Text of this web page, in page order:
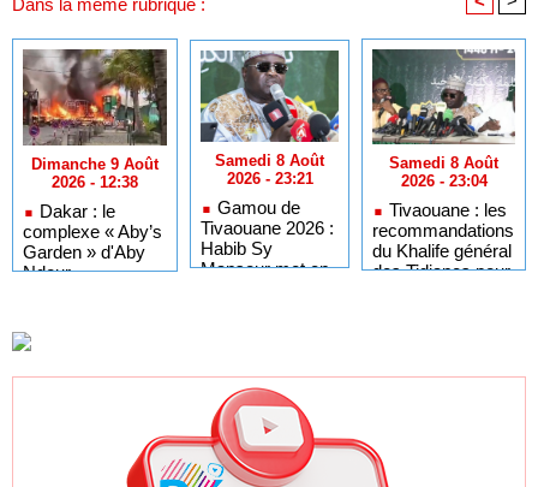
Dans la même rubrique :
Dimanche 9 Août
2026 - 12:38
Dakar : le
complexe « Aby’s
Garden » d'Aby
Ndour
incendie
Samedi 8 Août
2026 - 23:21
Gamou de
Tivaouane 2026 :
Habib Sy
Mansour met en
Samedi 8 Août
2026 - 23:04
Tivaouane : les
recommandations
du Khalife général
des Tidianes pour